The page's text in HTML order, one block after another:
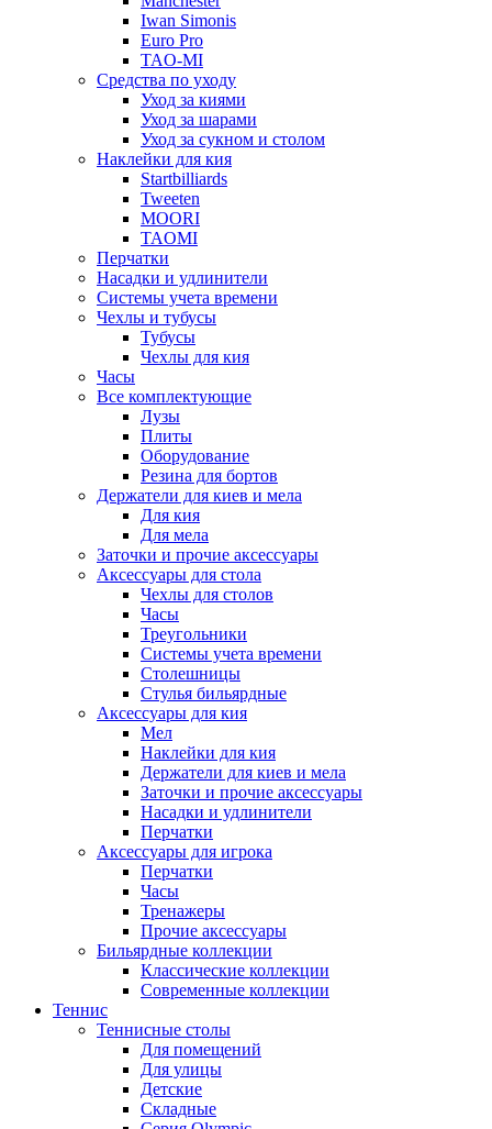
Iwan Simonis
Euro Pro
TAO-MI
Средства по уходу
Уход за киями
Уход за шарами
Уход за сукном и столом
Наклейки для кия
Startbilliards
Tweeten
MOORI
TAOMI
Перчатки
Насадки и удлинители
Системы учета времени
Чехлы и тубусы
Тубусы
Чехлы для кия
Часы
Все комплектующие
Лузы
Плиты
Оборудование
Резина для бортов
Держатели для киев и мела
Для кия
Для мела
Заточки и прочие аксессуары
Аксессуары для стола
Чехлы для столов
Часы
Треугольники
Системы учета времени
Столешницы
Стулья бильярдные
Аксессуары для кия
Мел
Наклейки для кия
Держатели для киев и мела
Заточки и прочие аксессуары
Насадки и удлинители
Перчатки
Аксессуары для игрока
Перчатки
Часы
Тренажеры
Прочие аксессуары
Бильярдные коллекции
Классические коллекции
Современные коллекции
Теннис
Теннисные столы
Для помещений
Для улицы
Детские
Складные